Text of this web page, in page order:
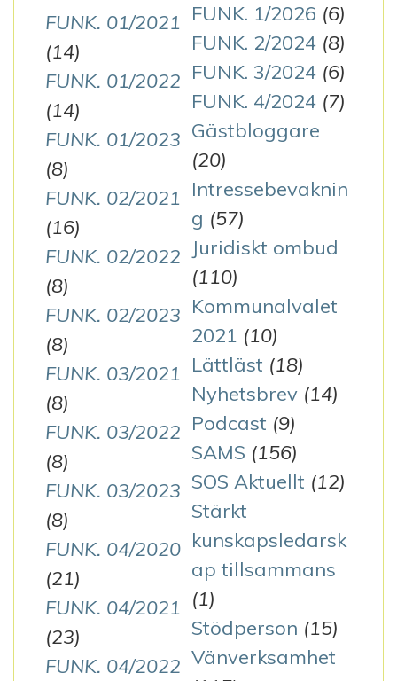
FUNK. 01/2021
(14)
FUNK. 01/2022
(14)
FUNK. 01/2023
(8)
FUNK. 02/2021
(16)
FUNK. 02/2022
(8)
FUNK. 02/2023
(8)
FUNK. 03/2021
(8)
FUNK. 03/2022
(8)
FUNK. 03/2023
(8)
FUNK. 04/2020
(21)
FUNK. 04/2021
(23)
FUNK. 04/2022
FUNK. 1/2026 (6)
FUNK. 2/2024 (8)
FUNK. 3/2024 (6)
FUNK. 4/2024 (7)
Gästbloggare
(20)
Intressebevaknin
g (57)
Juridiskt ombud
(110)
Kommunalvalet
2021 (10)
Lättläst (18)
Nyhetsbrev (14)
Podcast (9)
SAMS (156)
SOS Aktuellt (12)
Stärkt
kunskapsledarsk
ap tillsammans
(1)
Stödperson (15)
Vänverksamhet